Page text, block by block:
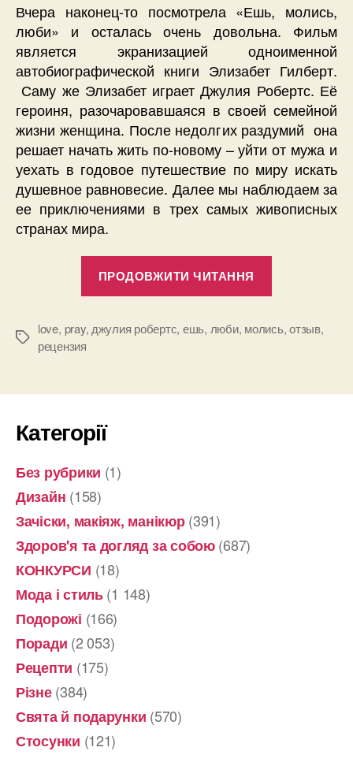
Вчера наконец-то посмотрела «Ешь, молись,
люби» и осталась очень довольна. Фильм
является экранизацией одноименной
автобиографической книги Элизабет Гилберт.
Саму же Элизабет играет Джулия Робертс. Её
героиня, разочаровавшаяся в своей семейной
жизни женщина. После недолгих раздумий она
решает начать жить по-новому – уйти от мужа и
уехать в годовое путешествие по миру искать
душевное равновесие. Далее мы наблюдаем за
ее приключениями в трех самых живописных
странах мира.
ПРОДОВЖИТИ ЧИТАННЯ
(Eat
2010”
Позначки
love, pray, джулия робертс, ешь, люби, молись,отзыв,
рецензия
Категорії
Без рубрики (1)
Дизайн (158)
Зачіски, макіяж, манікюр(391)
Здоров'я та догляд за собою(687)
КОНКУРСИ (18)
Мода і стиль(1 148)
Подорожі (166)
Поради (2 053)
Рецепти (175)
Різне(384)
Свята й подарунки (570)
Стосунки (121)